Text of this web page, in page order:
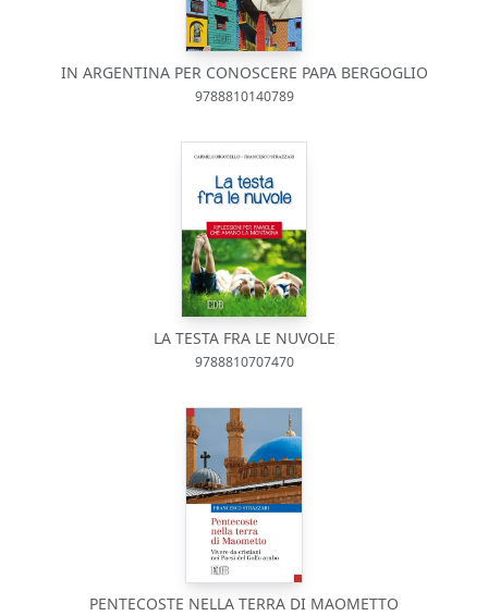
IN ARGENTINA PER CONOSCERE PAPA BERGOGLIO
9788810140789
LA TESTA FRA LE NUVOLE
9788810707470
PENTECOSTE NELLA TERRA DI MAOMETTO